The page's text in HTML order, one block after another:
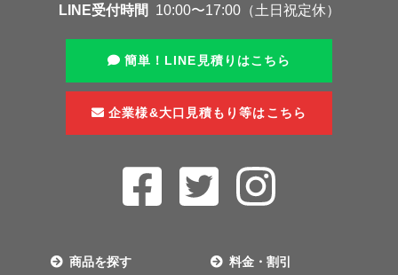
LINE受付時間
10:00〜17:00（土日祝定休）
簡単！LINE見積りはこちら
企業様&大口見積もり等はこちら
商品を探す 料金・割引